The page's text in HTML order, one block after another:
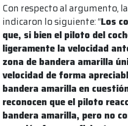
Con respecto al argumento,
indicaron lo siguiente: “Los
que, si bien el piloto del
ligeramente la velocidad
zona de bandera amarilla
velocidad de forma
bandera amarilla en
reconocen que el piloto
bandera amarilla, pero no